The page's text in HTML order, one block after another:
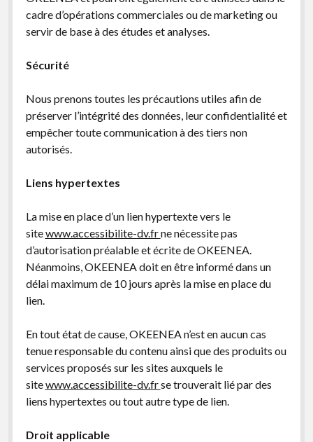
cadre d’opérations commerciales ou de marketing ou
servir de base à des études et analyses.
Sécurité
Nous prenons toutes les précautions utiles afin de
préserver l’intégrité des données, leur confidentialité et
empêcher toute communication à des tiers non
autorisés.
Liens hypertextes
La mise en place d’un lien hypertexte vers le
sitewww.accessibilite-dv.frne nécessite pas
d’autorisation préalable et écrite de OKEENEA.
Néanmoins, OKEENEA doit en être informé dans un
délai maximum de 10 jours après la mise en place du
lien.
En tout état de cause, OKEENEA n’est en aucun cas
tenue responsable du contenu ainsi que des produits ou
services proposés sur les sites auxquels le
sitewww.accessibilite-dv.frse trouverait lié par des
liens hypertextes ou tout autre type de lien.
Droit applicable